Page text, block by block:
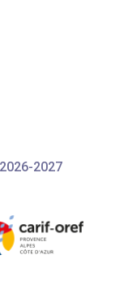
2027